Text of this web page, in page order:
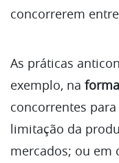
concorrerem
As práticas
exemplo, na
concorrentes
limitação da
mercados; ou em